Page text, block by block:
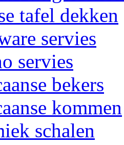
tafel dekken
servies
servies
bekers
kommen
schalen